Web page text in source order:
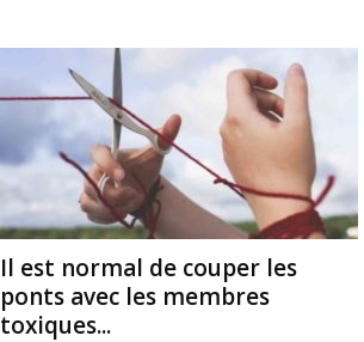
Il est normal de couper les
ponts avec les membres
toxiques...